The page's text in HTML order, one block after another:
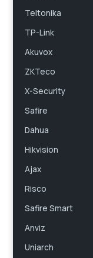
Teltonika
TP-Link
Akuvox
ZKTeco
X-Security
Safire
Dahua
Hikvision
Ajax
Risco
Safire Smart
Anviz
Uniarch